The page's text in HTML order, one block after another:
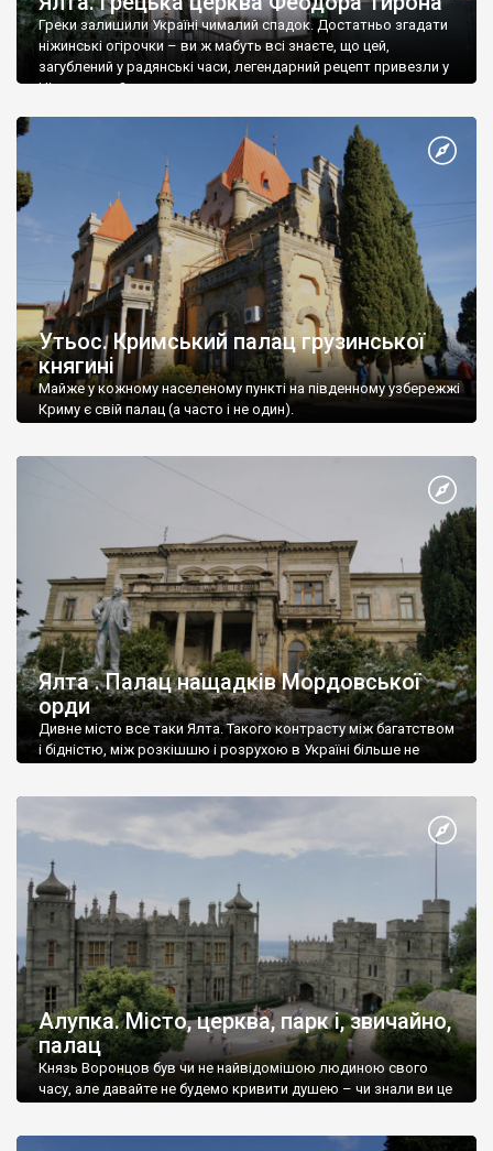
Греки залишили Україні чималий спадок. Достатньо згадати
ніжинські огірочки – ви ж мабуть всі знаєте, що цей,
загублений у радянські часи, легендарний рецепт привезли у
Ніжин греки?
Утьос. Кримський палац грузинської
княгині
Майже у кожному населеному пункті на південному узбережжі
Криму є свій палац (а часто і не один).
Ялта . Палац нащадків Мордовської
орди
Дивне місто все таки Ялта. Такого контрасту між багатством
і бідністю, між розкішшю і розрухою в Україні більше не
Алупка. Місто, церква, парк і, звичайно,
палац
Князь Воронцов був чи не найвідомішою людиною свого
часу, але давайте не будемо кривити душею – чи знали ви це